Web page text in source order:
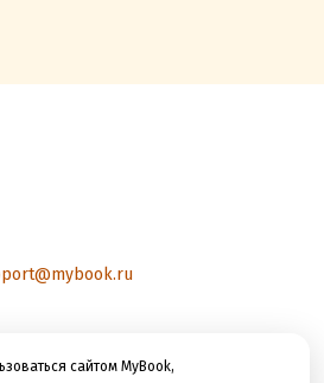
сайтом MyBook,